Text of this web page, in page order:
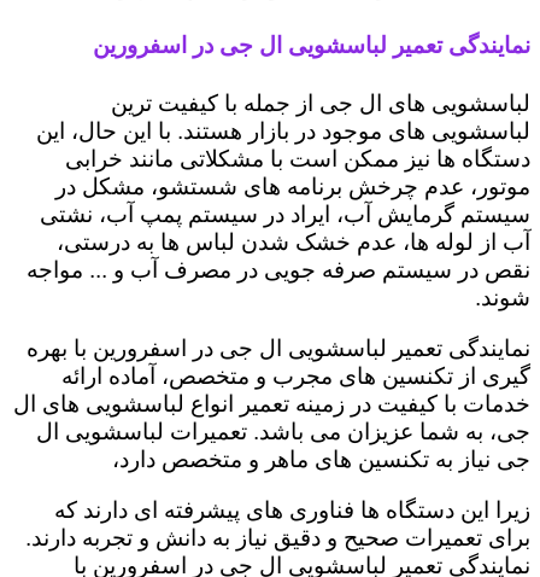
نمایندگی تعمیر لباسشویی ال جی در اسفرورین
لباسشویی های ال جی از جمله با کیفیت ترین
لباسشویی های موجود در بازار هستند. با این حال، این
دستگاه ها نیز ممکن است با مشکلاتی مانند خرابی
موتور، عدم چرخش برنامه های شستشو، مشکل در
سیستم گرمایش آب، ایراد در سیستم پمپ آب، نشتی
آب از لوله ها، عدم خشک شدن لباس ها به درستی،
نقص در سیستم صرفه جویی در مصرف آب و ... مواجه
شوند.
نمایندگی تعمیر لباسشویی ال جی در اسفرورین با بهره
گیری از تکنسین های مجرب و متخصص، آماده ارائه
خدمات با کیفیت در زمینه تعمیر انواع لباسشویی های ال
جی، به شما عزیزان می باشد. تعمیرات لباسشویی ال
جی نیاز به تکنسین های ماهر و متخصص دارد،
زیرا این دستگاه ها فناوری های پیشرفته ای دارند که
برای تعمیرات صحیح و دقیق نیاز به دانش و تجربه دارند.
نمایندگی تعمیر لباسشویی ال جی در اسفرورین با